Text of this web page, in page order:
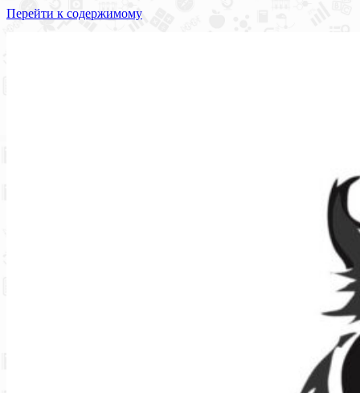
Перейти к содержимому